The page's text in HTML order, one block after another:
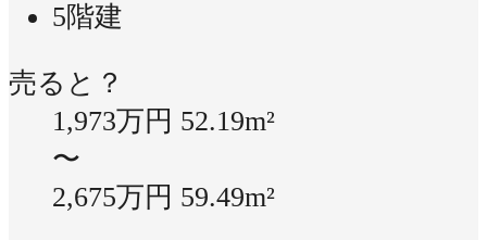
5階建
売ると？
1,973万円 52.19m²
〜
2,675万円 59.49m²